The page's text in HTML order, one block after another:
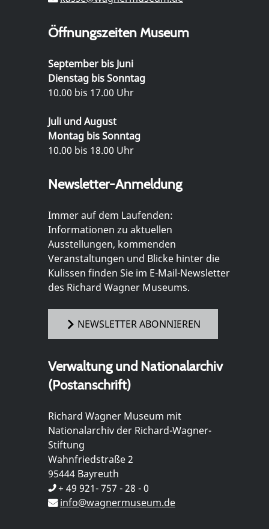
Öffnungszeiten Museum
September bis Juni
Dienstag bis Sonntag
10.00 bis 17.00 Uhr
Juli und August
Montag bis Sonntag
10.00 bis 18.00 Uhr
Newsletter-Anmeldung
Immer auf dem Laufenden:
Informationen zu aktuellen
Ausstellungen, kommenden
Veranstaltungen und Blicke hinter die
Kulissen finden Sie im E-Mail-Newsletter
des Richard Wagner Museums.
NEWSLETTER ABONNIEREN
Verwaltung und Nationalarchiv
(Postanschrift)
Richard Wagner Museum mit
Nationalarchiv der Richard-Wagner-
Stiftung
Wahnfriedstraße 2
95444 Bayreuth
+ 49 921- 757 - 28 - 0
info@wagnermuseum.de